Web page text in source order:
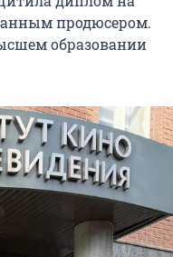
продюсером.
образовании